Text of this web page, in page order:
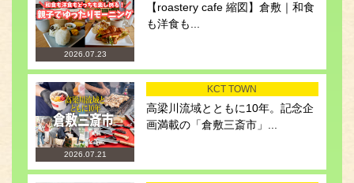
2026.07.23
【roastery cafe 縮図】倉敷｜和食
も洋食も...
2026.07.21
KCT TOWN
高梁川流域とともに10年。記念企
画満載の「倉敷三斎市」...